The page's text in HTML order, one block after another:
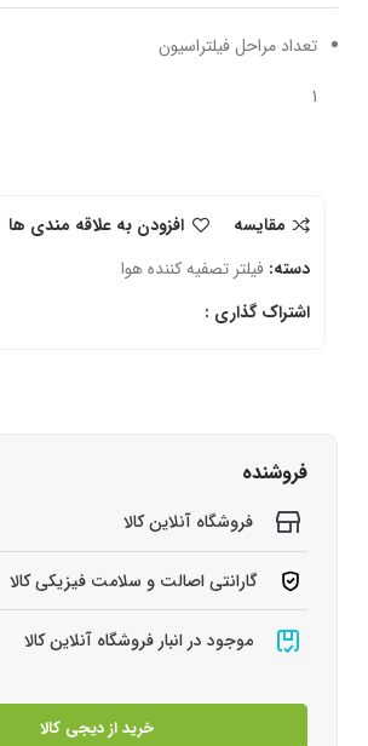
تعداد مراحل فیلتراسیون
1
مقایسه
افزودن به علاقه مندی ها
دسته: فیلتر تصفیه کننده هوا
اشتراک گذاری :
فروشنده
فروشگاه آنلاین کالا
گارانتی اصالت و سلامت فیزیکی کالا
موجود در انبار فروشگاه آنلاین کالا
خرید از دیجی کالا